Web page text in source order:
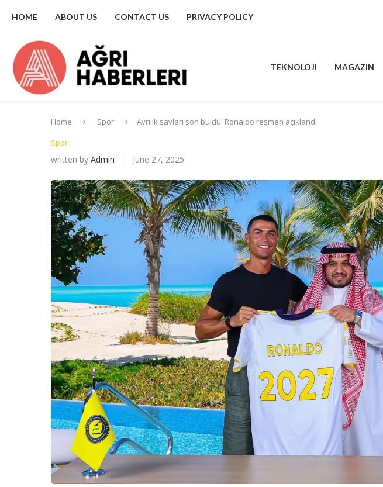
HOME ABOUT US CONTACT US PRIVACY POLICY
TEKNOLOJI MAGAZIN
Home Spor
Ayrılık savları son buldu! Ronaldo resmen açıklandı
Spor
written by Admin June 27, 2025